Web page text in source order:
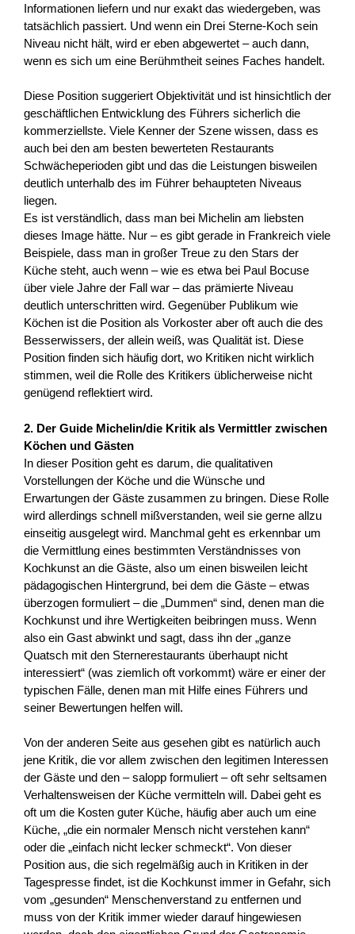
Informationen liefern und nur exakt das wiedergeben, was
tatsächlich passiert. Und wenn ein Drei Sterne-Koch sein
Niveau nicht hält, wird er eben abgewertet – auch dann,
wenn es sich um eine Berühmtheit seines Faches handelt.
Diese Position suggeriert Objektivität und ist hinsichtlich der
geschäftlichen Entwicklung des Führers sicherlich die
kommerziellste. Viele Kenner der Szene wissen, dass es
auch bei den am besten bewerteten Restaurants
Schwächeperioden gibt und das die Leistungen bisweilen
deutlich unterhalb des im Führer behaupteten Niveaus
liegen.
Es ist verständlich, dass man bei Michelin am liebsten
dieses Image hätte. Nur – es gibt gerade in Frankreich viele
Beispiele, dass man in großer Treue zu den Stars der
Küche steht, auch wenn – wie es etwa bei Paul Bocuse
über viele Jahre der Fall war – das prämierte Niveau
deutlich unterschritten wird. Gegenüber Publikum wie
Köchen ist die Position als Vorkoster aber oft auch die des
Besserwissers, der allein weiß, was Qualität ist. Diese
Position finden sich häufig dort, wo Kritiken nicht wirklich
stimmen, weil die Rolle des Kritikers üblicherweise nicht
genügend reflektiert wird.
2. Der Guide Michelin/die Kritik als Vermittler zwischen
Köchen und Gästen
In dieser Position geht es darum, die qualitativen
Vorstellungen der Köche und die Wünsche und
Erwartungen der Gäste zusammen zu bringen. Diese Rolle
wird allerdings schnell mißverstanden, weil sie gerne allzu
einseitig ausgelegt wird. Manchmal geht es erkennbar um
die Vermittlung eines bestimmten Verständnisses von
Kochkunst an die Gäste, also um einen bisweilen leicht
pädagogischen Hintergrund, bei dem die Gäste – etwas
überzogen formuliert – die „Dummen“ sind, denen man die
Kochkunst und ihre Wertigkeiten beibringen muss. Wenn
also ein Gast abwinkt und sagt, dass ihn der „ganze
Quatsch mit den Sternerestaurants überhaupt nicht
interessiert“ (was ziemlich oft vorkommt) wäre er einer der
typischen Fälle, denen man mit Hilfe eines Führers und
seiner Bewertungen helfen will.
Von der anderen Seite aus gesehen gibt es natürlich auch
jene Kritik, die vor allem zwischen den legitimen Interessen
der Gäste und den – salopp formuliert – oft sehr seltsamen
Verhaltensweisen der Küche vermitteln will. Dabei geht es
oft um die Kosten guter Küche, häufig aber auch um eine
Küche, „die ein normaler Mensch nicht verstehen kann“
oder die „einfach nicht lecker schmeckt“. Von dieser
Position aus, die sich regelmäßig auch in Kritiken in der
Tagespresse findet, ist die Kochkunst immer in Gefahr, sich
vom „gesunden“ Menschenverstand zu entfernen und
muss von der Kritik immer wieder darauf hingewiesen